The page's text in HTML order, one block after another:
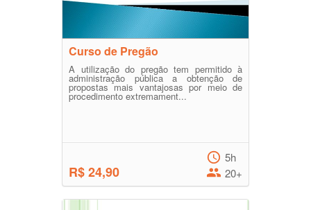
Curso de Pregão
A utilização do pregão tem permitido à
administração pública a obtenção de
propostas mais vantajosas por meio de
procedimento extremament...
R$ 24,90
5h
20+